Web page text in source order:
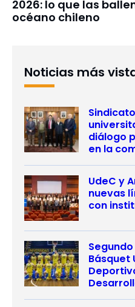
2026: lo que las
océano chileno
Noticias más
diálogo
en la
UdeC y
nuevas
con
Básquet